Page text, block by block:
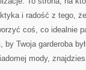
i radość z tego,
coś, co idealnie
Twoja garderoba
mody,